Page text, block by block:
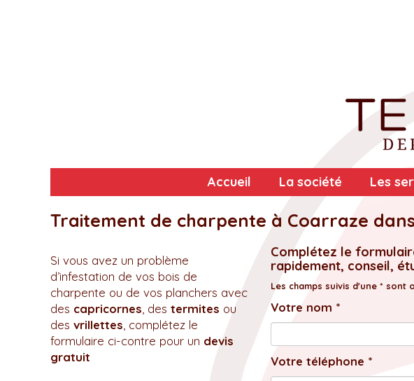
Accueil La société Les
Traitement de charpente à Coarraze
Si vous avez un problème
d’infestation de vos bois de
charpente ou de vos planchers avec
des capricornes , des termites ou
des vrillettes , complétez le
formulaire ci-contre pour un devis
gratuit
Complétez le
rapidement, conseil,
Les champs suivis d'une * sont
Votre nom *
Votre téléphone *